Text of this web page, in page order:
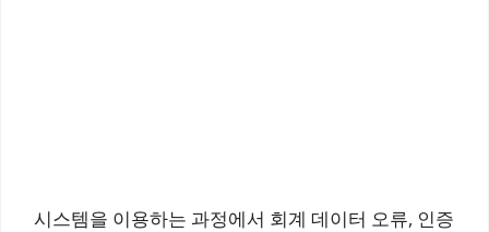
시스템을 이용하는 과정에서 회계 데이터 오류, 인증